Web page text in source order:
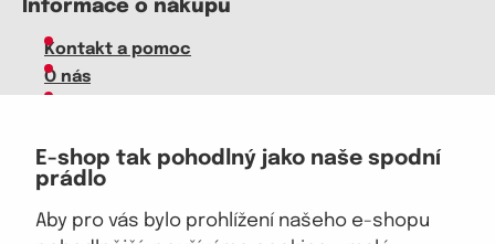
E-shop tak pohodlný jako naše spodní
prádlo
Aby pro vás bylo prohlížení našeho e-shopu
Informace o nákupu
Kontakt a pomoc
O nás
Velkoobchod
Vrácení zboží, reklamace
Obchodní podmínky